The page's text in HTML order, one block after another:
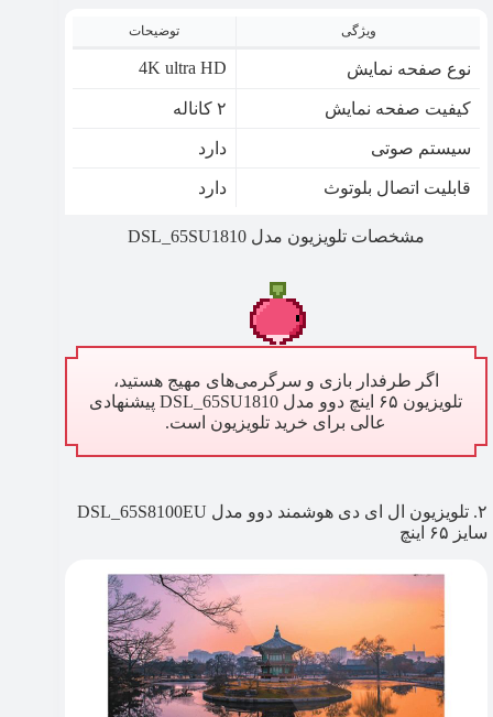
ویژگی توضیحات
نوع صفحه نمایش 4K ultra HD
کیفیت صفحه نمایش ۲ کاناله
سیستم صوتی دارد
قابلیت اتصال بلوتوث دارد
مشخصات تلویزیون مدل DSL_65SU1810
اگر طرفدار بازی و سرگرمی‌های مهیج هستید،
تلویزیون ۶۵ اینچ دوو مدل DSL_65SU1810 پیشنهادی
عالی برای خرید تلویزیون است.
۲. تلویزیون ال ای دی هوشمند دوو مدل DSL_65S8100EU
سایز ۶۵ اینچ